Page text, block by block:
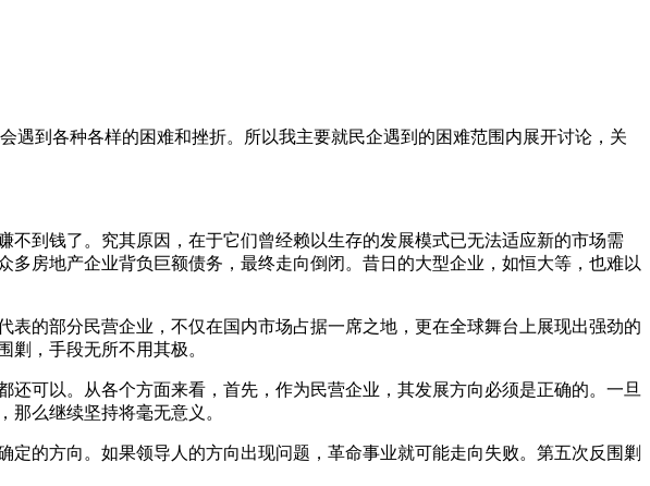
遇到各种各样的困难和挫折。所以我主要就民企遇到的困难范围内展开讨论，关
到钱了。究其原因，在于它们曾经赖以生存的发展模式已无法适应新的市场需
房地产企业背负巨额债务，最终走向倒闭。昔日的大型企业，如恒大等，也难以
的部分民营企业，不仅在国内市场占据一席之地，更在全球舞台上展现出强劲的
，手段无所不用其极。
可以。从各个方面来看，首先，作为民营企业，其发展方向必须是正确的。一旦
么继续坚持将毫无意义。
的方向。如果领导人的方向出现问题，革命事业就可能走向失败。第五次反围剿